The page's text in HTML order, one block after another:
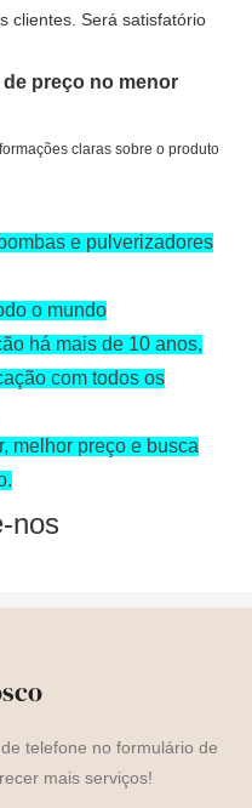
clientes. Será satisfatório
preço no menor
claras sobre o produto
e pulverizadores
o mundo
há mais de 10 anos,
com todos os
melhor preço e busca
nos
telefone no formulário de
mais serviços!